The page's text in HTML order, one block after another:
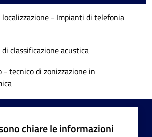
localizzazione - Impianti di telefonia
classificazione acustica
- tecnico di zonizzazione in
chiare le informazioni